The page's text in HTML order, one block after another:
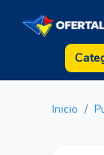
Inicio